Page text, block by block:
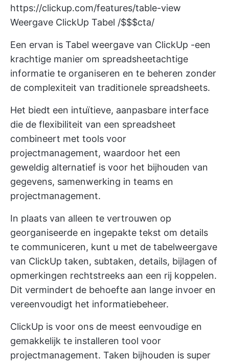
https://clickup.com/features/table-view
Weergave ClickUp Tabel /$$$cta/
Een ervan is Tabel weergave van ClickUp -een
krachtige manier om spreadsheetachtige
informatie te organiseren en te beheren zonder
de complexiteit van traditionele spreadsheets.
Het biedt een intuïtieve, aanpasbare interface
die de flexibiliteit van een spreadsheet
combineert met tools voor
projectmanagement, waardoor het een
geweldig alternatief is voor het bijhouden van
gegevens, samenwerking in teams en
projectmanagement.
In plaats van alleen te vertrouwen op
georganiseerde en ingepakte tekst om details
te communiceren, kunt u met de tabelweergave
van ClickUp taken, subtaken, details, bijlagen of
opmerkingen rechtstreeks aan een rij koppelen.
Dit vermindert de behoefte aan lange invoer en
vereenvoudigt het informatiebeheer.
ClickUp is voor ons de meest eenvoudige en
gemakkelijk te installeren tool voor
projectmanagement. Taken bijhouden is super